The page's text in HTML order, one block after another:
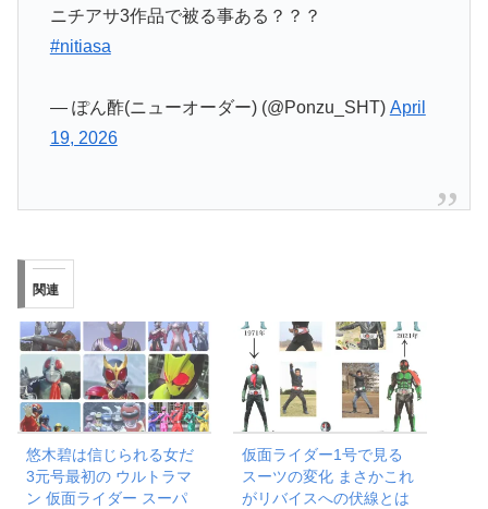
ニチアサ3作品で被る事ある？？？
#nitiasa
— ぽん酢(ニューオーダー) (@Ponzu_SHT) April
19, 2026
関連
悠木碧は信じられる女だ
3元号最初の ウルトラマ
ン 仮面ライダー スーパ
仮面ライダー1号で見る
スーツの変化 まさかこれ
がリバイスへの伏線とは